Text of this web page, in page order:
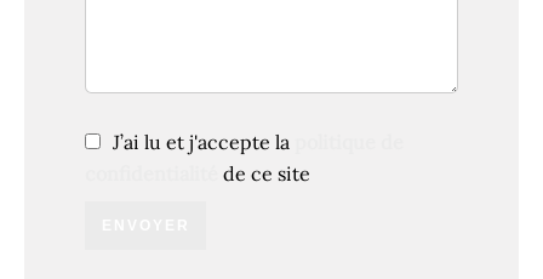
J’ai lu et j'accepte la
de ce site